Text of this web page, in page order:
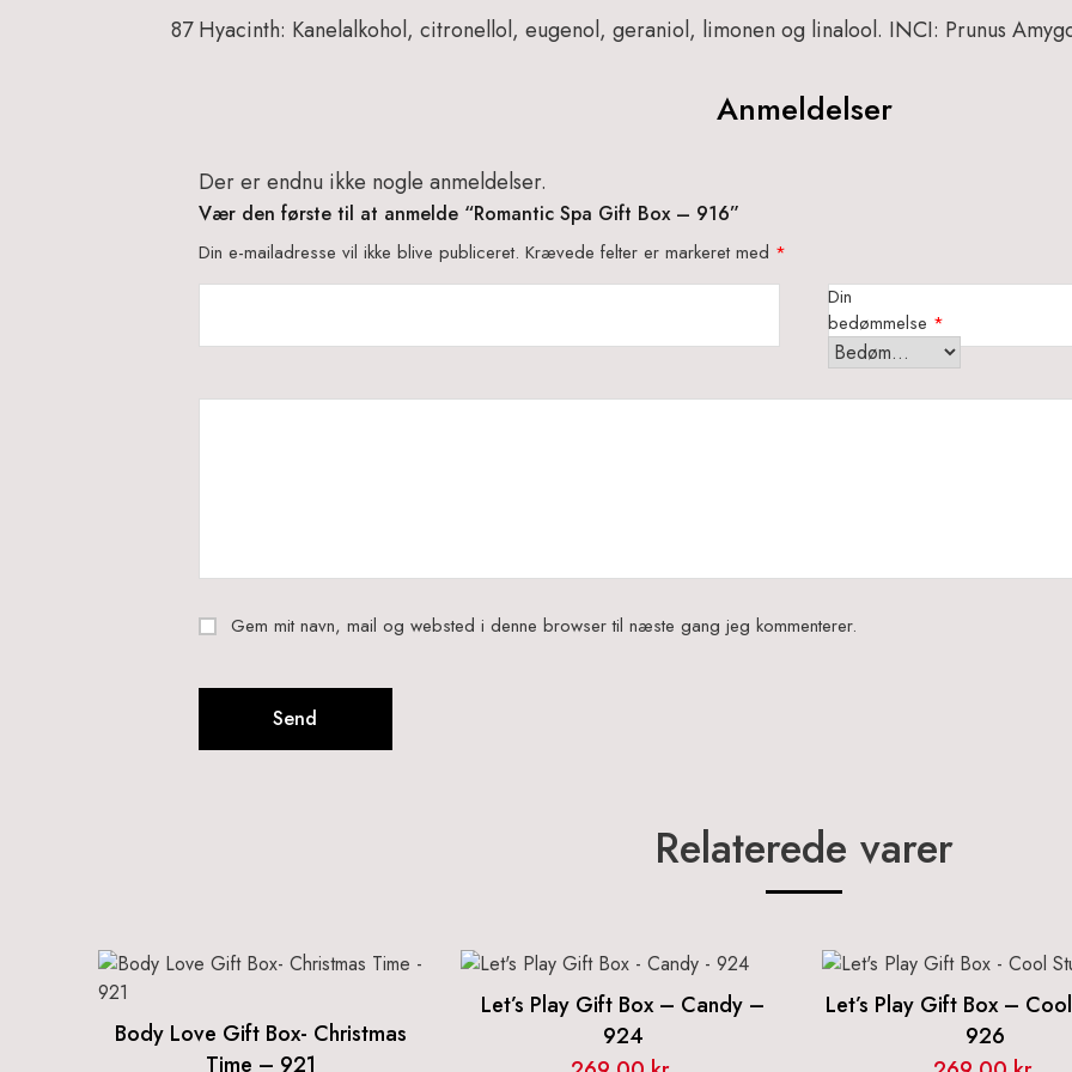
87 Hyacinth: Kanelalkohol, citronellol, eugenol, geraniol, limonen og linalool. INCI: Prunus
Anmeldelser
Der er endnu ikke nogle anmeldelser.
Vær den første til at anmelde “Romantic Spa Gift Box – 916”
Din e-mailadresse vil ikke blive publiceret. Krævede felter er markeret med *
Din
bedømmelse *
Gem mit navn, mail og websted i denne browser til næste gang jeg kommenterer.
Relaterede varer
Body Love Gift Box- Christmas
Time – 921
Let’s Play Gift Box – Candy –
924
Let’s Play Gift Box –
926